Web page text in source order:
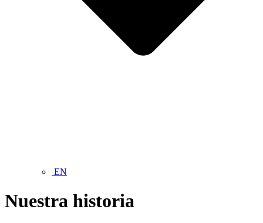
EN
Nuestra historia